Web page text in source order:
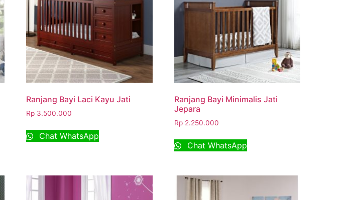
Ranjang Bayi Laci Kayu Jati
Rp 3.500.000
Chat WhatsApp
Ranjang Bayi Minimalis Jati
Jepara
Rp 2.250.000
Chat WhatsApp